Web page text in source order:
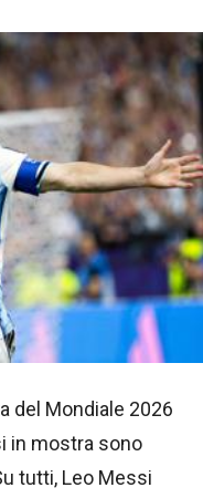
del Mondiale 2026
in mostra sono
tutti, Leo Messi